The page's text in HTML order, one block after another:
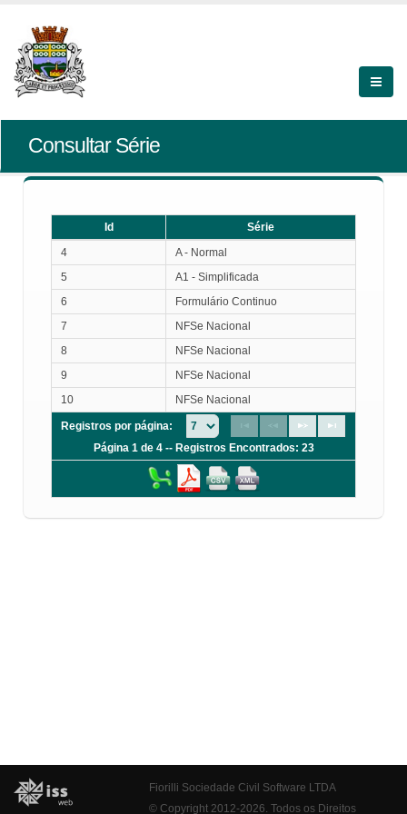
Consultar Série
Id
Série
4
A - Normal
5
A1 - Simplificada
6
Formulário Continuo
7
NFSe Nacional
8
NFSe Nacional
9
NFSe Nacional
10
NFSe Nacional
Registros por página:
Página 1 de 4 -- Registros Encontrados: 23
Fiorilli Sociedade Civil Software LTDA
© Copyright 2012-2026. Todos os Direitos